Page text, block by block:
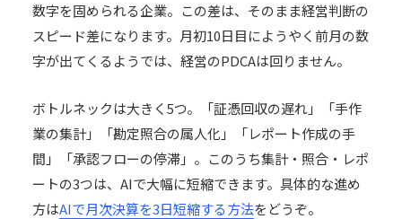
数字を固められる企業。この差は、そのまま経営判断の
スピード差になります。月初10日目にようやく前月の数
字が出てくるようでは、経営のPDCAは回りません。
ボトルネックは大きく5つ。「証憑回収の遅れ」「手作
業の集計」「勘定照合の属人化」「レポート作成の手
間」「承認フローの停滞」。このうち集計・照合・レポ
ートの3つは、AIで大幅に短縮できます。具体的な進め
方はAIで月次決算を3日短縮する方法をどうぞ。